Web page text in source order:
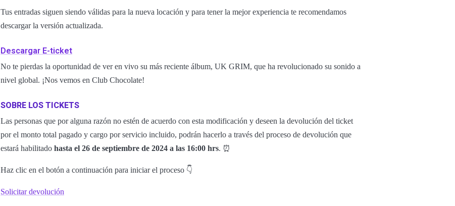
Tus entradas siguen siendo válidas para la nueva locación y para tener la mejor experiencia te recomendamos
descargar la versión actualizada.
Descargar E-ticket
No te pierdas la oportunidad de ver en vivo su más reciente álbum, UK GRIM, que ha revolucionado su sonido a
nivel global. ¡Nos vemos en Club Chocolate!
SOBRE LOS TICKETS
Las personas que por alguna razón no estén de acuerdo con esta modificación y deseen la devolución del ticket
por el monto total pagado y cargo por servicio incluido, podrán hacerlo a través del proceso de devolución que
estará habilitado hasta el 26 de septiembre de 2024 a las 16:00 hrs. ⏰
Haz clic en el botón a continuación para iniciar el proceso 👇
Solicitar devolución